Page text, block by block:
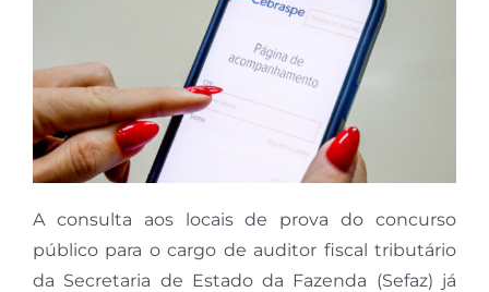
A consulta aos locais de prova do concurso
público para o cargo de auditor fiscal tributário
da Secretaria de Estado da Fazenda (Sefaz) já